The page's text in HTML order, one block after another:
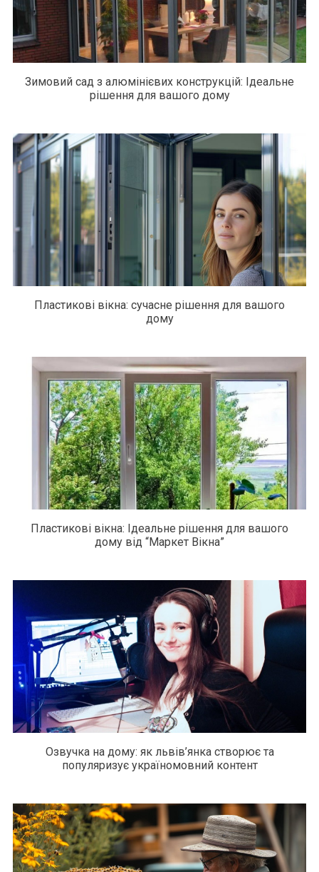
Зимовий сад з алюмінієвих конструкцій: Ідеальне
рішення для вашого дому
Пластикові вікна: сучасне рішення для вашого
дому
Пластикові вікна: Ідеальне рішення для вашого
дому від “Маркет Вікна”
Озвучка на дому: як львів’янка створює та
популяризує україномовний контент